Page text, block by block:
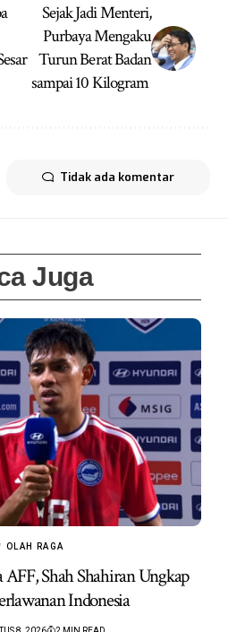
Sejak Jadi Menteri,
Purbaya Mengaku
Turun Berat Badan
sampai 10 Kilogram
Tidak ada komentar
Juga
OLAH RAGA
AFF, Shah Shahiran Ungkap
Indonesia